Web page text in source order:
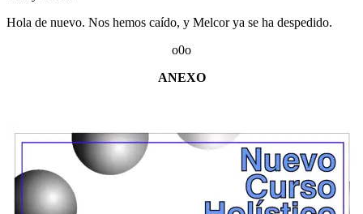
Hola de nuevo. Nos hemos caído, y Melcor ya se ha despedido.
o0o
ANEXO